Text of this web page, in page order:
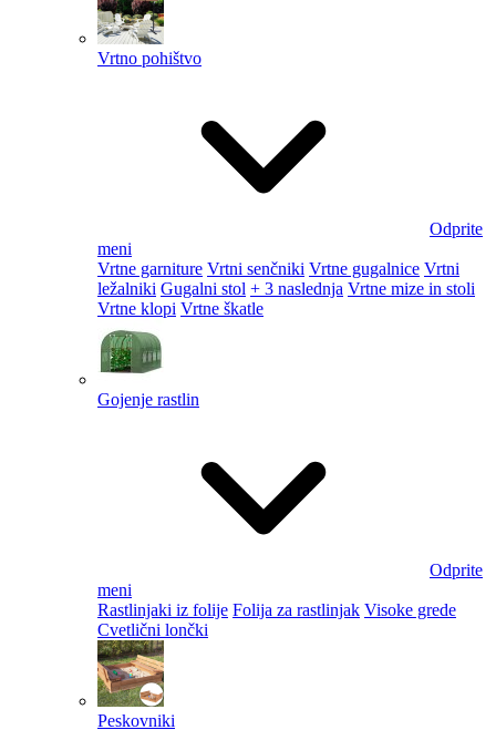
Vrtno pohištvo
Odprite
meni
Vrtne garniture Vrtni senčniki Vrtne gugalnice Vrtni
ležalniki Gugalni stol + 3 naslednja Vrtne mize in stoli
Vrtne klopi Vrtne škatle
Gojenje rastlin
Odprite
meni
Rastlinjaki iz folije Folija za rastlinjak Visoke grede
Cvetlični lončki
Peskovniki